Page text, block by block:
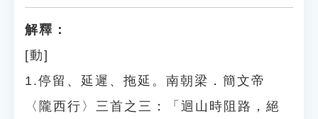
解釋：
[動]
1.停留、延遲、拖延。南朝梁．簡文帝
〈隴西行〉三首之三：「迴山時阻路，絕